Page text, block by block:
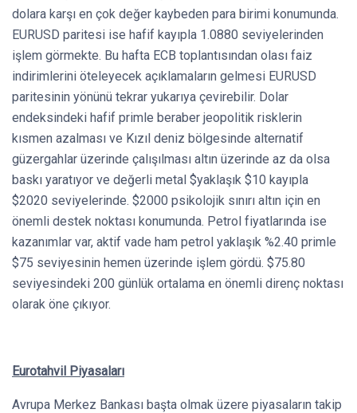
dolara karşı en çok değer kaybeden para birimi konumunda.
EURUSD paritesi ise hafif kayıpla 1.0880 seviyelerinden
işlem görmekte. Bu hafta ECB toplantısından olası faiz
indirimlerini öteleyecek açıklamaların gelmesi EURUSD
paritesinin yönünü tekrar yukarıya çevirebilir. Dolar
endeksindeki hafif primle beraber jeopolitik risklerin
kısmen azalması ve Kızıl deniz bölgesinde alternatif
güzergahlar üzerinde çalışılması altın üzerinde az da olsa
baskı yaratıyor ve değerli metal $yaklaşık $10 kayıpla
$2020 seviyelerinde. $2000 psikolojik sınırı altın için en
önemli destek noktası konumunda. Petrol fiyatlarında ise
kazanımlar var, aktif vade ham petrol yaklaşık %2.40 primle
$75 seviyesinin hemen üzerinde işlem gördü. $75.80
seviyesindeki 200 günlük ortalama en önemli direnç noktası
olarak öne çıkıyor.
Eurotahvil Piyasaları
Avrupa Merkez Bankası başta olmak üzere piyasaların takip